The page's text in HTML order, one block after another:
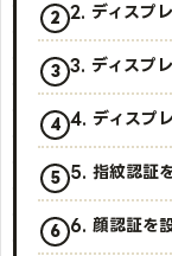
2. ディスプ
3. ディスプ
4. ディスプ
5. 指紋認証
6. 顔認証を